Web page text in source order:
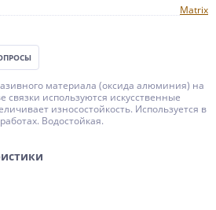
Matrix
материала (оксида алюминия) на
связки используются искусственные
износостойкость. Используется в
Водостойкая.